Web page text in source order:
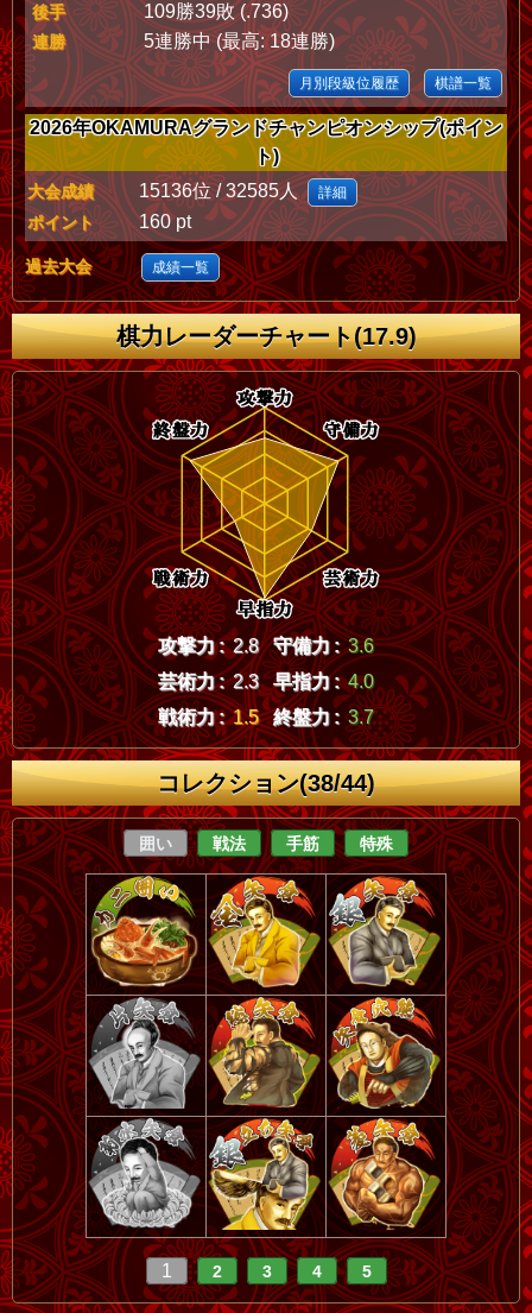
後手 109勝39敗 (.736)
連勝 5連勝中 (最高: 18連勝)
月別段級位履歴 棋譜一覧
2026年OKAMURAグランドチャンピオンシップ(ポイン
ト)
大会成績 15136位 / 32585人 詳細
ポイント 160 pt
過去大会 成績一覧
棋力レーダーチャート(17.9)
攻撃力 : 2.8 守備力 : 3.6
芸術力 : 2.3 早指力 : 4.0
戦術力 : 1.5 終盤力 : 3.7
コレクション(38/44)
囲い 戦法 手筋 特殊
1 2 3 4 5